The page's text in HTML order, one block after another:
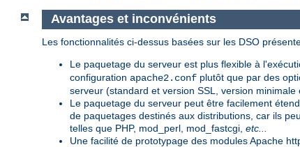
Avantages et inconvénients
Les fonctionnalités ci-dessus basées sur les DSO
Le paquetage du serveur est plus flexible à
configuration apache2.conf plutôt que par des
serveur (standard et version SSL, version
Le paquetage du serveur peut être facilement
de paquetages destinés aux distributions, car ils
telles que PHP, mod_perl, mod_fastcgi, etc...
Une facilité de prototypage des modules Apache